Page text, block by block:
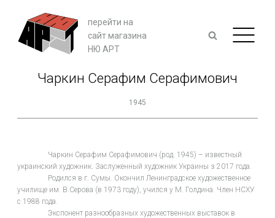
перейти на
сайт магазина
НЮ АРТ
Чаркин Серафим Серафимович
1945
Чаркин Серафим Серафимович (род. 1945) – известный
украинский художник. Заслуженный художник Украины з 2017 года.
Родился в г. Сумы. Окончил Ленинградское художественное
училище им. В.Серова (в 1973 году), учился у М. Голдина. Член НСХУ
с 1988 года.
Экспонент разнообразных художественных выставок в